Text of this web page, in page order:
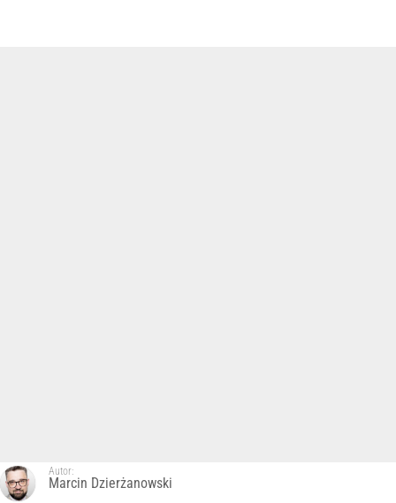
Autor:
Marcin Dzierżanowski